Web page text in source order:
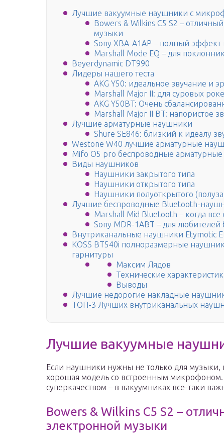
Лучшие вакуумные наушники с
Bowers & Wilkins C5 S2 –
музыки
Sony XBA-A1AP – полный эффект
Marshall Mode EQ – для
Beyerdynamic DT990
Лидеры нашего теста
AKG Y50: идеальное звучание и
Marshall Major II: для суровых
AKG Y50BT: Очень
Marshall Major II BT: напористое
Лучшие арматурные наушники
Shure SE846: близкий к идеалу
Westone W40 лучшие арматурные
Mifo O5 pro беспроводные
Виды наушников
Наушники закрытого типа
Наушники открытого типа
Наушники полуоткрытого
Лучшие беспроводные Bluetooth-
Marshall Mid Bluetooth – когда
Sony MDR-1ABT – для любителей
Внутриканальные наушники Etymotic
KOSS BT540i полноразмерные
гарнитуры
Максим Лядов
Технические
Выводы
Лучшие недорогие накладные
ТОП-3 Лучших внутриканальных
Лучшие вакуумные
Если наушники нужны не только для музыки,
хорошая модель со встроенным микрофоном.
суперкачеством – в вакуумниках все-таки
Bowers & Wilkins C5 S2 –
электронной музыки